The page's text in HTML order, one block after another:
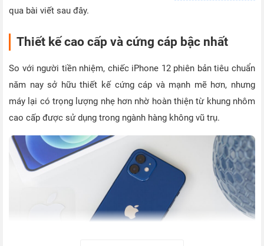
qua bài viết sau đây.
Thiết kế cao cấp và cứng cáp bậc nhất
So với người tiền nhiệm, chiếc iPhone 12 phiên bản tiêu chuẩn
năm nay sở hữu thiết kế cứng cáp và mạnh mẽ hơn, nhưng
máy lại có trọng lượng nhẹ hơn nhờ hoàn thiện từ khung nhôm
cao cấp được sử dụng trong ngành hàng không vũ trụ.